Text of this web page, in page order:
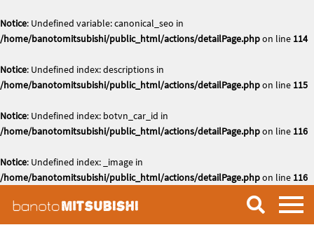
Notice: Undefined variable: canonical_seo in
/home/banotomitsubishi/public_html/actions/detailPage.phpon line 114
Notice: Undefined index: descriptions in
/home/banotomitsubishi/public_html/actions/detailPage.phpon line 115
Notice: Undefined index: botvn_car_id in
/home/banotomitsubishi/public_html/actions/detailPage.phpon line 116
Notice: Undefined index: _image in
/home/banotomitsubishi/public_html/actions/detailPage.phpon line 116